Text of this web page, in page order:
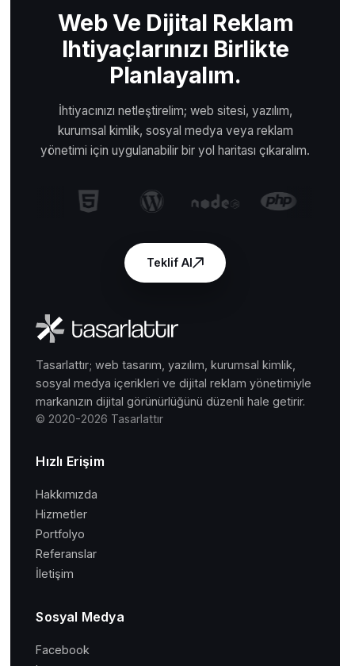
Web Ve Dijital Reklam
Ihtiyaçlarınızı Birlikte
Planlayalım.
İhtiyacınızı netleştirelim; web sitesi, yazılım,
kurumsal kimlik, sosyal medya veya reklam
yönetimi için uygulanabilir bir yol haritası çıkaralım.
Teklif Al
Tasarlattır; web tasarım, yazılım, kurumsal kimlik,
sosyal medya içerikleri ve dijital reklam yönetimiyle
markanızın dijital görünürlüğünü düzenli hale getirir.
© 2020-2026 Tasarlattır
Hızlı Erişim
Hakkımızda
Hizmetler
Portfolyo
Referanslar
İletişim
Sosyal Medya
Facebook